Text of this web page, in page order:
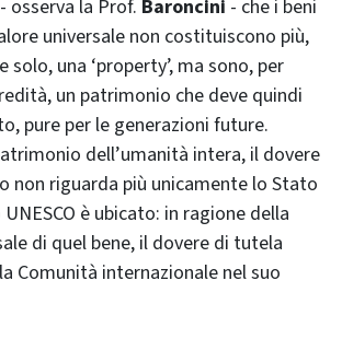
osserva la Prof. Baroncini - che i beni
universale non costituiscono più,
solo, una ‘property’, ma sono, per
un patrimonio che deve quindi
pure per le generazioni future.
dell’umanità intera, il dovere
non riguarda più unicamente lo Stato
è ubicato: in ragione della
di quel bene, il dovere di tutela
Comunità internazionale nel suo